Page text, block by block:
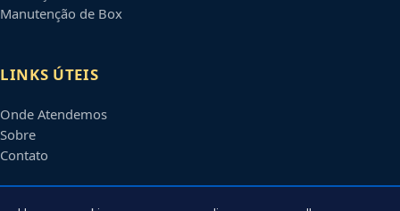
Manutenção de Box
LINKS ÚTEIS
Onde Atendemos
Sobre
Contato